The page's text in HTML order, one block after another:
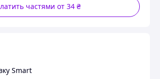
частями от 34 ₴
Smart